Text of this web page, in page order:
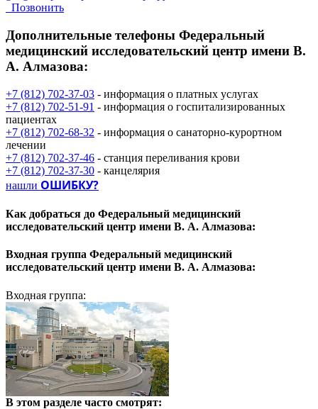
Позвонить
Дополнительные телефоны Федеральный
медицинский исследовательский центр имени В.
А. Алмазова:
+7 (812) 702-37-03 - информация о платных услугах
+7 (812) 702-51-91 - информация о госпитализированных
пациентах
+7 (812) 702-68-32 - информация о санаторно-курортном
лечении
+7 (812) 702-37-46 - станция переливания крови
+7 (812) 702-37-30 - канцелярия
нашли ОШИБКУ?
Как добраться до Федеральный медицинский
исследовательский центр имени В. А. Алмазова:
Входная группа Федеральный медицинский
исследовательский центр имени В. А. Алмазова:
Входная группа:
В этом разделе часто смотрят: